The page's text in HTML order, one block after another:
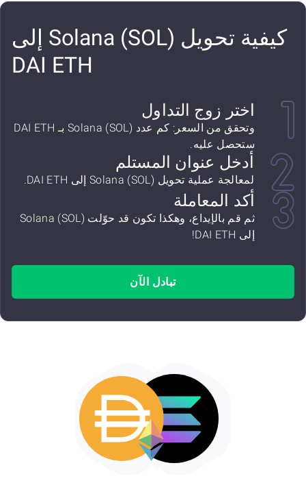
كيفية تحويل Solana (SOL) إلى
DAI ETH
اختر زوج التداول
وتحقق من السعر: كم عدد Solana (SOL) بـ DAI ETH
ستحصل عليه.
أدخل عنوان المستلم
لمعالجة عملية تحويل Solana (SOL) إلى DAI ETH.
أكد المعاملة
ثم قم بالإيداع، وهكذا تكون قد حوّلت Solana (SOL)
إلى DAI ETH!
تبادل الآن